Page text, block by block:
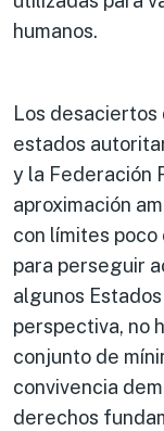
humanos.
Los desaciertos
estados
y la Federación
aproximación
con límites
para perseguir
algunos
perspectiva, no
conjunto de
convivencia
derechos